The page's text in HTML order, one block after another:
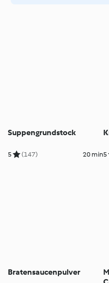
Suppengrundstock
5 (147) 20 min5
Bratensaucenpulver